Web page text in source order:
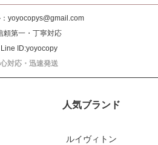
yoyocopys@gmail.com
頼第一・丁寧対応
Line ID:yoyocopy
対応・迅速発送
人気ブランド
ルイヴィトン